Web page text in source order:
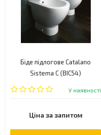
Біде підлогове Catalano
Sistema C (BIC54)
У наявності
Ціна за запитом